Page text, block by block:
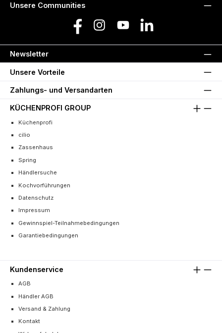
Unsere Communities
Facebook Instagram YouTube LinkedIn
Newsletter
Unsere Vorteile
Zahlungs- und Versandarten
KÜCHENPROFI GROUP
Küchenprofi
cilio
Zassenhaus
Spring
Händlersuche
Kochvorführungen
Datenschutz
Impressum
Gewinnspiel-Teilnahmebedingungen
Garantiebedingungen
Kundenservice
AGB
Händler AGB
Versand & Zahlung
Kontakt